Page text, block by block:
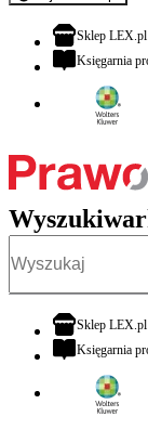
- rejestracja
Sklep LEX.pl
Księgarnia
Sklep LEX.pl
Księgarnia